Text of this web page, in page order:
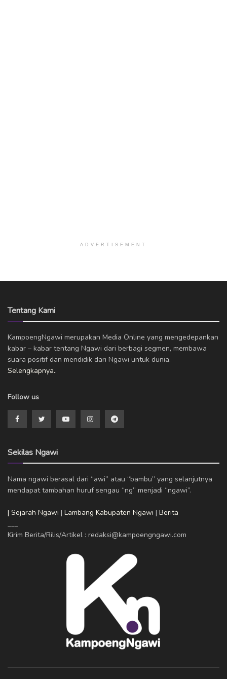
ADVERTISEMENT
Tentang Kami
KampoengNgawi merupakan Media Online yang mengedepankan
kabar – kabar tentang Ngawi dari berbagi segmen, membawa
suara positif dan mendidik dari Ngawi untuk dunia.
Selengkapnya..
Follow us
Sekilas Ngawi
Nama ngawi berasal dari “awi” atau “bambu” yang selanjutnya
mendapat tambahan huruf sengau “ng” menjadi “ngawi”.
| Sejarah Ngawi | Lambang Kabupaten Ngawi | Berita
___
Kirim Berita/Rilis/Artikel : redaksi@kampoengngawi.com